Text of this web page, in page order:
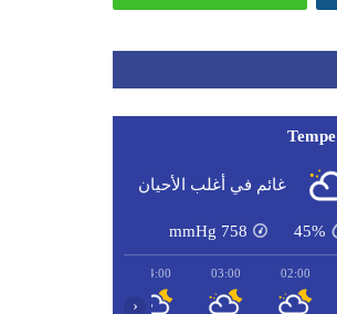
Tempe
غائم في أغلب الأحيان
45%
758
mmHg
02:00
03:00
04:00
‹